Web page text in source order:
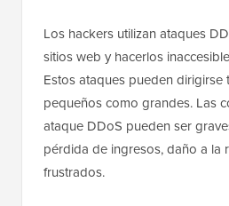
Los hackers utilizan ataques
sitios web y hacerlos
Estos ataques pueden dirigirse
pequeños como grandes. Las
ataque DDoS pueden ser
pérdida de ingresos, daño a la
frustrados.